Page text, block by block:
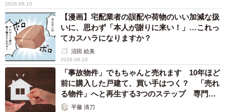
2026.08.10
【漫画】宅配業者の誤配や荷物のいい加減な扱
いに、思わず「本人が謝りに来い！」…これっ
てカスハラになりますか？
沼田 絵美
2026.08.10
「事故物件」でもちゃんと売れます 10年ほど
前に購入した戸建て、買い手はつく？ 「売れ
る物件」へと再生する3つのステップ 専門家
が解説平藤 清刀